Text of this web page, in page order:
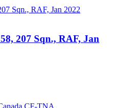
207 Sqn., RAF, Jan